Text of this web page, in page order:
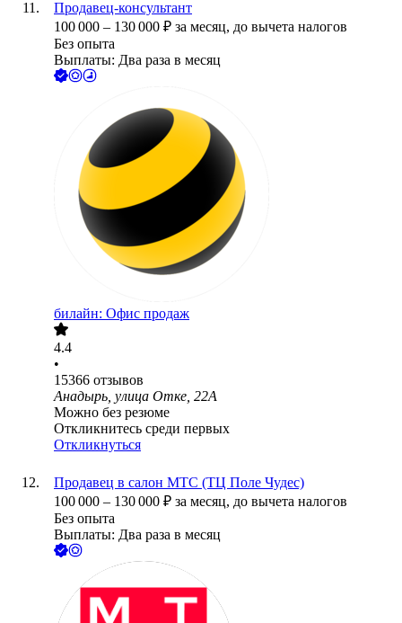
Продавец-консультант
100 000 – 130 000 ₽ за месяц, до вычета налогов
Без опыта
Выплаты: Два раза в месяц
билайн: Офис продаж
4.4
•
15366 отзывов
Анадырь, улица Отке, 22А
Можно без резюме
Откликнитесь среди первых
Откликнуться
Продавец в салон МТС (ТЦ Поле Чудес)
100 000 – 130 000 ₽ за месяц, до вычета налогов
Без опыта
Выплаты: Два раза в месяц